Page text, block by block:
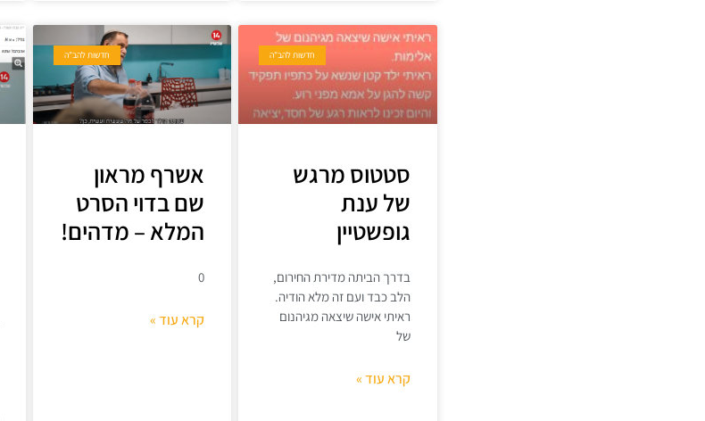
חדשות להב"ה
סטטוס מרגש
של ענת
גופשטיין
בדרך הביתה מדירת החירום,
הלב כבד ועם זה מלא הודיה.
ראיתי אישה שיצאה מגיהנום
של
קרא עוד »
חדשות להב"ה
אשרף מראון
שם בדוי הסרט
המלא – מדהים!
0
קרא עוד »